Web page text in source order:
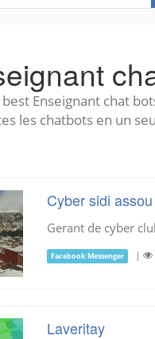
Enseignant chat
les chatbots en un
Cyber sidi assou
Gerant de cyber
Facebook Messenger |
Laveritay